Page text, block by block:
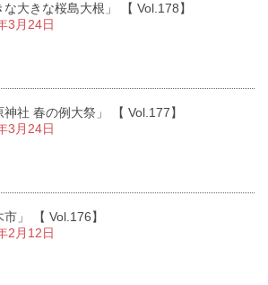
な大きな桜島大根」 【 Vol.178】
3月24日
神社 春の例大祭」 【 Vol.177】
3月24日
市」 【 Vol.176】
2月12日